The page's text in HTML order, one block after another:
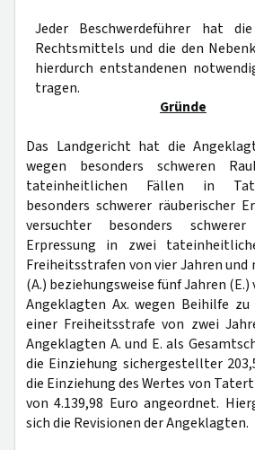
Jeder Beschwerdeführer hat
Rechtsmittels und die den
hierdurch entstandenen
tragen.
Gründe
Das Landgericht hat die
wegen besonders schweren
tateinheitlichen Fällen in
besonders schwerer räuberischer
versuchter besonders schwerer
Erpressung in zwei
Freiheitsstrafen von vier Jahren und
(A.) beziehungsweise fünf Jahren
Angeklagten Ax. wegen Beihilfe
einer Freiheitsstrafe von zwei
Angeklagten A. und E. als
die Einziehung sichergestellter
die Einziehung des Wertes von
von 4.139,98 Euro angeordnet.
sich die Revisionen der Angeklagten.